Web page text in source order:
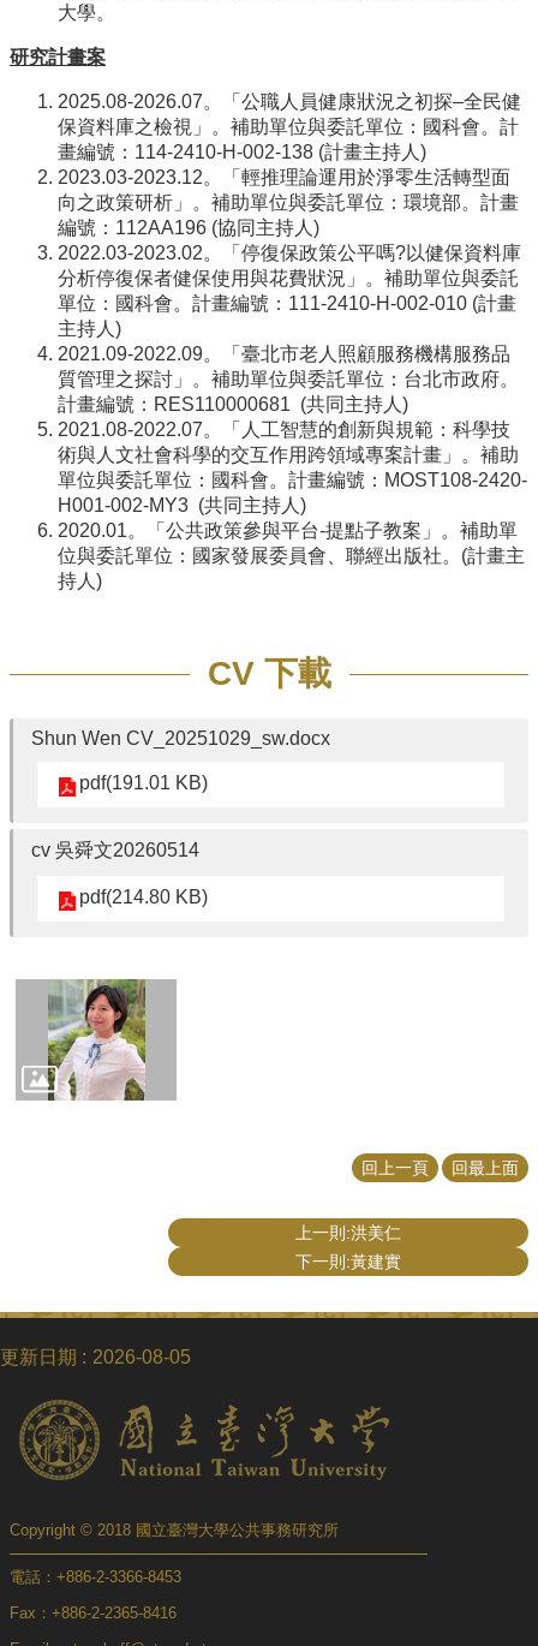
大學。
研究計畫案
2025.08-2026.07。「公職人員健康狀況之初探–全民健
保資料庫之檢視」。補助單位與委託單位：國科會。計
畫編號：114-2410-H-002-138 (計畫主持人)
2023.03-2023.12。「輕推理論運用於淨零生活轉型面
向之政策研析」。補助單位與委託單位：環境部。計畫
編號：112AA196 (協同主持人)
2022.03-2023.02。「停復保政策公平嗎?以健保資料庫
分析停復保者健保使用與花費狀況」。 補助單位與委託
單位：國科會。計畫編號：111-2410-H-002-010 (計畫
主持人)
2021.09-2022.09。「臺北市老人照顧服務機構服務品
質管理之探討」。補助單位與委託單位：台北市政府。
計畫編號：RES110000681 (共同主持人)
2021.08-2022.07。「人工智慧的創新與規範：科學技
術與人文社會科學的交互作用跨領域專案計畫」。補助
單位與委託單位：國科會。計畫編號：MOST108-2420-
H001-002-MY3 (共同主持人)
2020.01。「公共政策參與平台-提點子教案」。補助單
位與委託單位：國家發展委員會、聯經出版社。(計畫主
持人)
CV 下載
Shun Wen CV_20251029_sw.docx
pdf(191.01 KB)
cv 吳舜文20260514
pdf(214.80 KB)
回上一頁 回最上面
上一則:洪美仁
下一則:黃建實
更新日期 2026-08-05
Copyright © 2018 國立臺灣大學公共事務研究所
電話：+886-2-3366-8453
Fax：+886-2-2365-8416